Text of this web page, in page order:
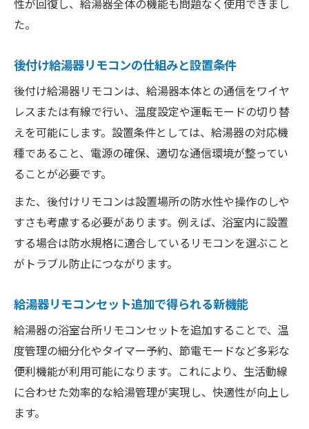
性が回復し、給湯器全体の機能も問題なく使用できまし
た。
後付け給湯器リモコンの仕組みと設置条件
後付け給湯器リモコンは、給湯器本体との通信をワイヤ
レスまたは有線で行い、温度設定や運転モードの切り替
えを可能にします。設置条件としては、給湯器の対応機
種であること、電源の確保、適切な通信環境が整ってい
ることが必要です。
また、後付けリモコンは設置場所の防水性や操作のしや
すさも考慮する必要があります。例えば、浴室内に設置
する場合は防水規格に適合しているリモコンを選ぶこと
がトラブル防止につながります。
給湯器リモコンセット追加で得られる新機能
給湯器の浴室台所リモコンセットを追加することで、温
度管理の細分化やタイマー予約、節電モードなど多彩な
便利機能が利用可能になります。これにより、生活動線
に合わせた効率的な給湯管理が実現し、快適性が向上し
ます。